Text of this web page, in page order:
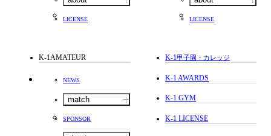
LICENSE LICENSE
K-1AMATEUR
NEWS
match
SPONSOR
K-1甲子園・カレッジ
K-1 AWARDS
K-1 GYM
K-1 LICENSE